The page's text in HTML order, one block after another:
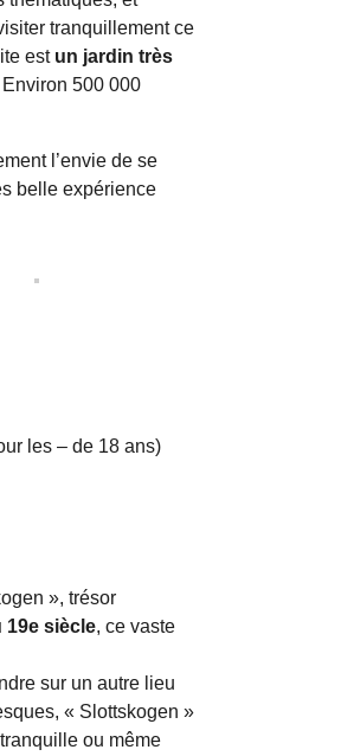
tranquillement ce
est un jardin très
500 000
l’envie de se
belle expérience
les – de 18 ans)
», trésor
19e siècle, ce vaste
sur un autre lieu
« Slottskogen »
ou même